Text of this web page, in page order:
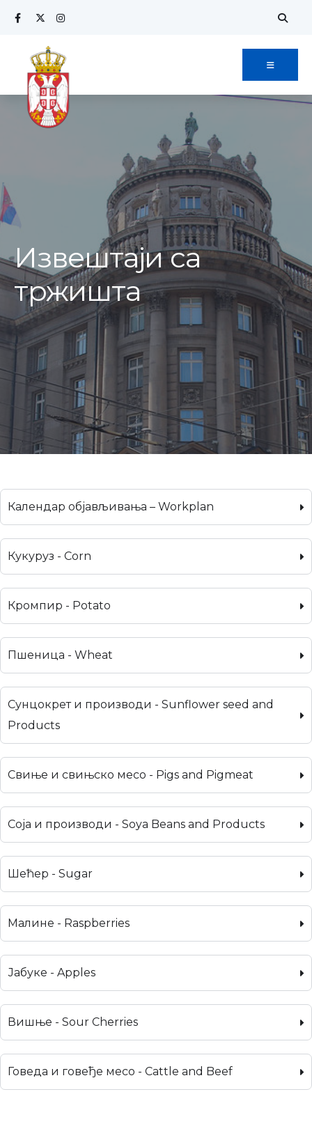
Извештаји са
тржишта
Календар објављивања – Workplan
Кукуруз - Corn
Кромпир - Potato
Пшеница - Wheat
Сунцокрет и производи - Sunflower seed and
Products
Свиње и свињско месо - Pigs and Pigmeat
Соја и производи - Soya Beans and Products
Шећер - Sugar
Малине - Raspberries
Јабуке - Apples
Вишње - Sour Cherries
Говеда и говеђе месо - Cattle and Beef